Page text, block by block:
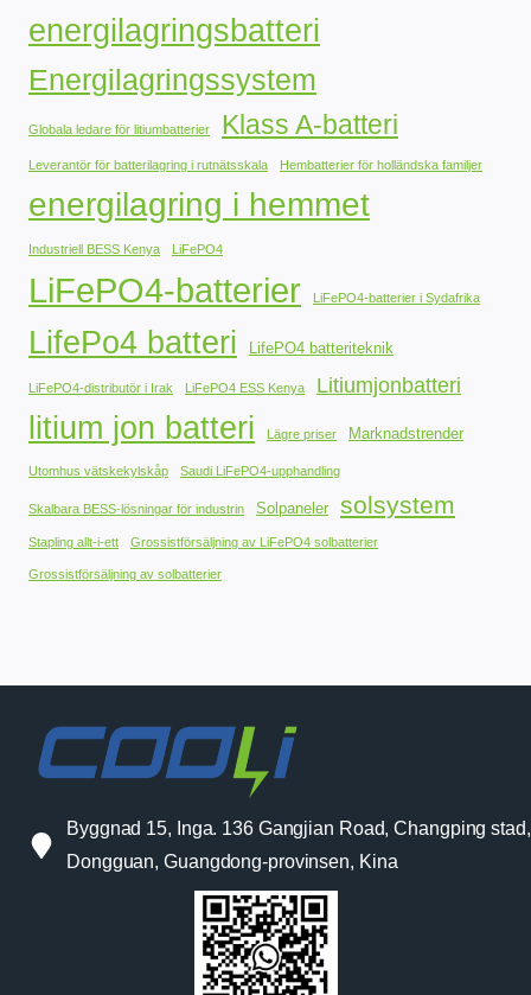
energilagringsbatteri
Energilagringssystem
Globala ledare för litiumbatterier Klass A-batteri
Leverantör för batterilagring i rutnätsskala Hembatterier för holländska familjer
energilagring i hemmet
Industriell BESS Kenya LiFePO4
LiFePO4-batterier LiFePO4-batterier i Sydafrika
LifePo4 batteri LifePO4 batteriteknik
LiFePO4-distributör i Irak LiFePO4 ESS Kenya Litiumjonbatteri
litium jon batteri Lägre priser Marknadstrender
Utomhus vätskekylskåp Saudi LiFePO4-upphandling
Skalbara BESS-lösningar för industrin Solpaneler solsystem
Stapling allt-i-ett Grossistförsäljning av LiFePO4 solbatterier
Grossistförsäljning av solbatterier
Byggnad 15, Inga. 136 Gangjian Road, Changping stad,
Dongguan, Guangdong-provinsen, Kina